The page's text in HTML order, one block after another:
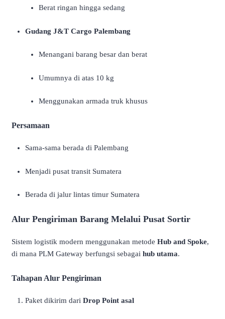
Berat ringan hingga sedang
Gudang J&T Cargo Palembang
Menangani barang besar dan berat
Umumnya di atas 10 kg
Menggunakan armada truk khusus
Persamaan
Sama-sama berada di Palembang
Menjadi pusat transit Sumatera
Berada di jalur lintas timur Sumatera
Alur Pengiriman Barang Melalui Pusat Sortir
Sistem logistik modern menggunakan metode Hub and Spoke,
di mana PLM Gateway berfungsi sebagai hub utama.
Tahapan Alur Pengiriman
Paket dikirim dariDrop Point asal